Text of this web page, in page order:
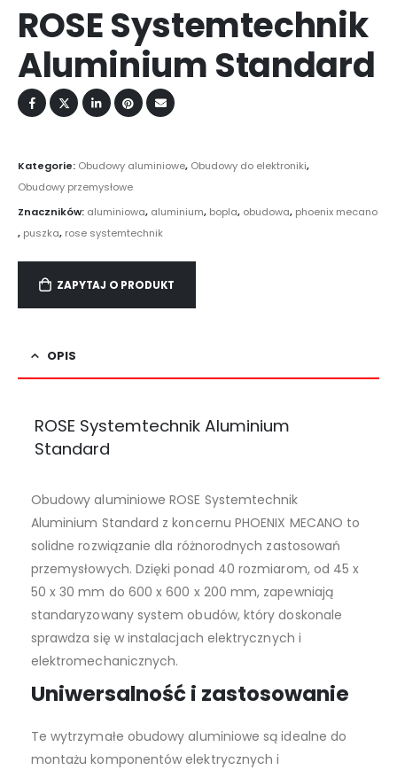
ROSE Systemtechnik
Aluminium Standard
Kategorie: Obudowy aluminiowe, Obudowy do elektroniki,
Obudowy przemysłowe
Znaczników: aluminiowa, aluminium, bopla, obudowa, phoenix mecano
, puszka, rose systemtechnik
ZAPYTAJ O PRODUKT
OPIS
ROSE Systemtechnik Aluminium
Standard
Obudowy aluminiowe ROSE Systemtechnik
Aluminium Standard z koncernu PHOENIX MECANO to
solidne rozwiązanie dla różnorodnych zastosowań
przemysłowych. Dzięki ponad 40 rozmiarom, od 45 x
50 x 30 mm do 600 x 600 x 200 mm, zapewniają
standaryzowany system obudów, który doskonale
sprawdza się w instalacjach elektrycznych i
elektromechanicznych.
Uniwersalność i zastosowanie
Te wytrzymałe obudowy aluminiowe są idealne do
montażu komponentów elektrycznych i